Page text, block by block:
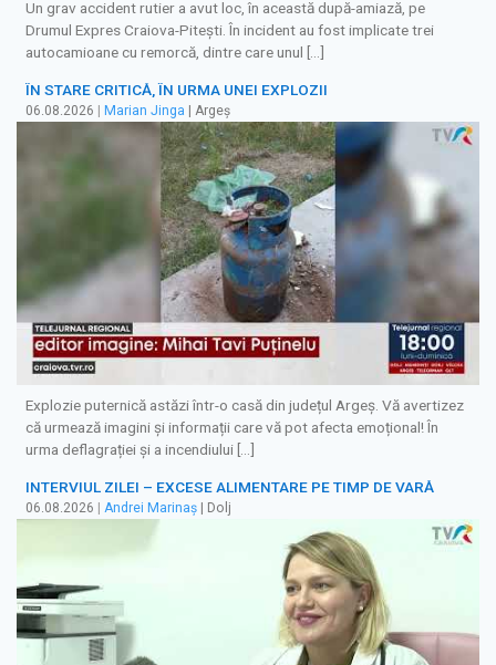
Un grav accident rutier a avut loc, în această după-amiază, pe
Drumul Expres Craiova-Pitești. În incident au fost implicate trei
autocamioane cu remorcă, dintre care unul […]
ÎN STARE CRITICĂ, ÎN URMA UNEI EXPLOZII
06.08.2026 Marian Jinga | Argeș
Explozie puternică astăzi într-o casă din județul Argeș. Vă avertizez
că urmează imagini și informații care vă pot afecta emoțional! În
urma deflagrației și a incendiului […]
INTERVIUL ZILEI – EXCESE ALIMENTARE PE TIMP DE VARĂ
06.08.2026 Andrei Marinaș | Dolj